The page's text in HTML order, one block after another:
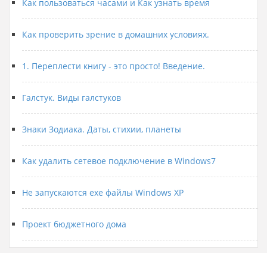
Как пользоваться часами и Как узнать время
Как проверить зрение в домашних условиях.
1. Переплести книгу - это просто! Введение.
Галстук. Виды галстуков
Знаки Зодиака. Даты, стихии, планеты
Как удалить сетевое подключение в Windows7
Не запускаются exe файлы Windows XP
Проект бюджетного дома